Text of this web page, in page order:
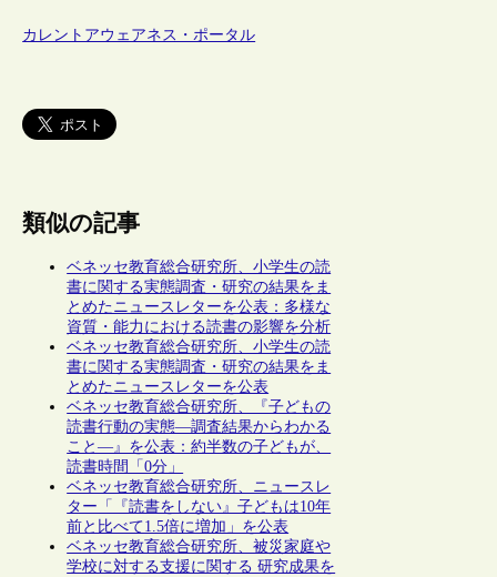
カレントアウェアネス・ポータル
類似の記事
ベネッセ教育総合研究所、小学生の読
書に関する実態調査・研究の結果をま
とめたニュースレターを公表：多様な
資質・能力における読書の影響を分析
ベネッセ教育総合研究所、小学生の読
書に関する実態調査・研究の結果をま
とめたニュースレターを公表
ベネッセ教育総合研究所、『子どもの
読書行動の実態―調査結果からわかる
こと―』を公表：約半数の子どもが、
読書時間「0分」
ベネッセ教育総合研究所、ニュースレ
ター「『読書をしない』子どもは10年
前と比べて1.5倍に増加」を公表
ベネッセ教育総合研究所、被災家庭や
学校に対する支援に関する 研究成果を